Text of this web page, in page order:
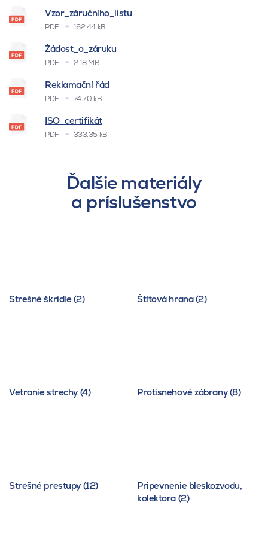
Vzor_záručního_listu
PDF 162.44 kB
Žádost_o_záruku
PDF 2.18 MB
Reklamační řád
PDF 74.70 kB
ISO_certifikát
PDF 333.35 kB
Ďalšie materiály
a príslušenstvo
Strešné škridle (2) Štítová hrana (2)
Vetranie strechy (4) Protisnehové zábrany (8)
Strešné prestupy (12)
Pripevnenie bleskozvodu,
kolektora (2)